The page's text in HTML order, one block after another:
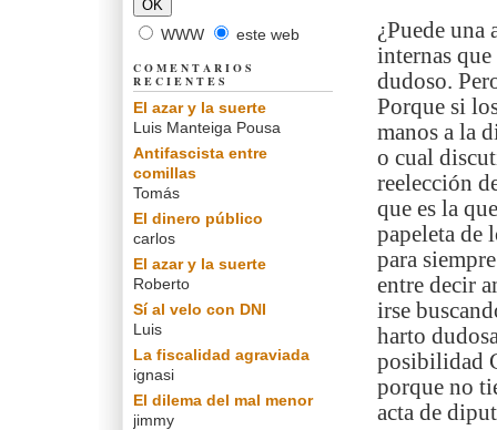
¿Puede una
internas
dudoso.
Porque si
manos a la
o cual
reelección
que es la
papeleta de
para
entre decir
irse
harto
posibilidad
porque no
acta de
WWW este web
COMENTARIOS
RECIENTES
El azar y la suerte
Luis Manteiga Pousa
Antifascista entre
comillas
Tomás
El dinero público
carlos
El azar y la suerte
Roberto
Sí al velo con DNI
Luis
La fiscalidad agraviada
ignasi
El dilema del mal menor
jimmy